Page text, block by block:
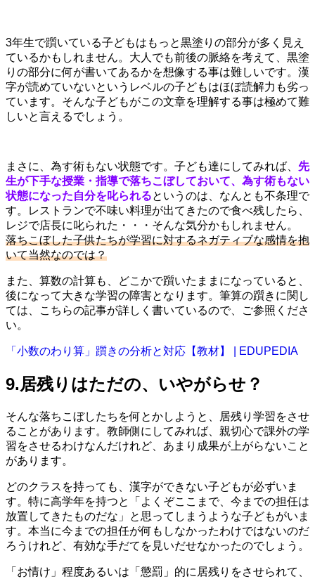
3年生で躓いている子どもはもっと黒塗りの部分が多く見え
ているかもしれません。大人でも前後の脈絡を考えて、黒塗
りの部分に何が書いてあるかを想像する事は難しいです。漢
字が読めていないというレベルの子どもはほぼ読解力も劣っ
ています。そんな子どもがこの文章を理解する事は極めて難
しいと言えるでしょう。
まさに、為す術もない状態です。子ども達にしてみれば、 先
生が下手な授業・指導で落ちこぼしておいて、為す術もない
状態になった自分を叱られるというのは、なんとも不条理で
す。レストランで不味い料理が出てきたので食べ残したら、
レジで店長に叱られた・・・そんな気分かもしれません。
落ちこぼした子供たちが学習に対するネガティブな感情を抱
いて当然なのでは？
また、算数の計算も、どこかで躓いたままになっていると、
後になって大きな学習の障害となります。筆算の躓きに関し
ては、こちらの記事が詳しく書いているので、ご参照くださ
い。
「小数のわり算」躓きの分析と対応【教材】 | EDUPEDIA
9.居残りはただの、いやがらせ？
そんな落ちこぼしたちを何とかしようと、居残り学習をさせ
ることがあります。教師側にしてみれば、親切心で課外の学
習をさせるわけなんだけれど、あまり成果が上がらないこと
があります。
どのクラスを持っても、漢字ができない子どもが必ずいま
す。特に高学年を持つと「よくぞここまで、今までの担任は
放置してきたものだな」と思ってしまうような子どもがいま
す。本当に今までの担任が何もしなかったわけではないのだ
ろうけれど、有効な手だてを見いだせなかったのでしょう。
「お情け」程度あるいは「懲罰」的に居残りをさせられて、